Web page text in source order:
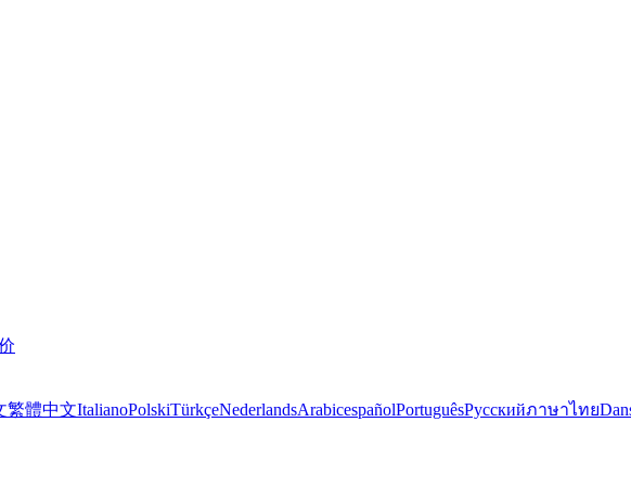
繁體中文ItalianoPolskiTürkçeNederlandsArabicespañolPortuguêsРусскийภาษาไทย